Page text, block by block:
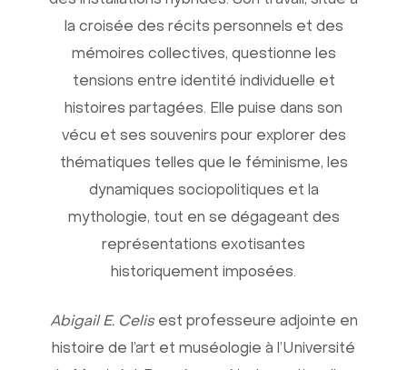
la croisée des récits personnels et des
mémoires collectives, questionne les
tensions entre identité individuelle et
histoires partagées. Elle puise dans son
vécu et ses souvenirs pour explorer des
thématiques telles que le féminisme, les
dynamiques sociopolitiques et la
mythologie, tout en se dégageant des
représentations exotisantes
historiquement imposées.
Abigail E. Celisest professeure adjointe en
histoire de l’art et muséologie à l’Université